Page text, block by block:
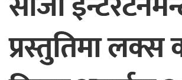
प्रस्तुतिमा लक्स